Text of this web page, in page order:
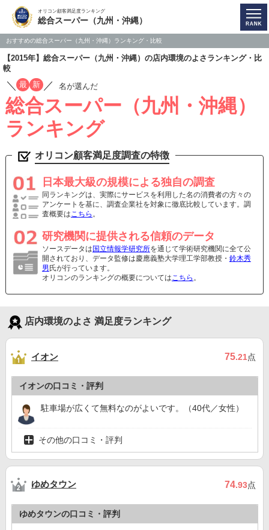
オリコン顧客満足度ランキング
総合スーパー（九州・沖縄）
おすすめの総合スーパー（九州・沖縄）ランキング・比較
【2015年】総合スーパー（九州・沖縄）の店内環境のよさランキング・比
較
／ 最 新 ／ 名が選んだ
総合スーパー（九州・沖縄）
ランキング
オリコン顧客満足度調査の特徴
日本最大級の規模による独自の調査
同ランキングは、実際にサービスを利用した名の消費者の方々の
アンケートを基に、調査企業社を対象に徹底比較しています。調
査概要はこちら 。
研究機関に提供される信頼のデータ
ソースデータは 国立情報学研究所を通じて学術研究機関に全て公
開されており、データ監修は慶應義塾大学理工学部教授・ 鈴木秀
男 氏が行っています。
オリコンのランキングの概要についてはこちら 。
店内環境のよさ 満足度ランキング
イオン 75.21点
イオンの口コミ・評判
駐車場が広くて無料なのがよいです。（40代／女性）
その他の口コミ・評判
ゆめタウン 74.93点
ゆめタウンの口コミ・評判